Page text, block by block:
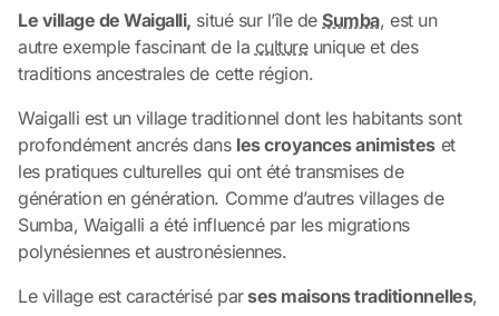
Le village de Waigalli, situé sur l’île deSumba, est un
autre exemple fascinant de la cultureunique et des
traditions ancestrales de cette région.
Waigalli est un village traditionnel dont les habitants sont
profondément ancrés dans les croyances animisteset
les pratiques culturelles qui ont été transmises de
génération en génération. Comme d’autres villages de
Sumba, Waigalli a été influencé par les migrations
polynésiennes et austronésiennes.
Le village est caractérisé parses maisons traditionnelles,